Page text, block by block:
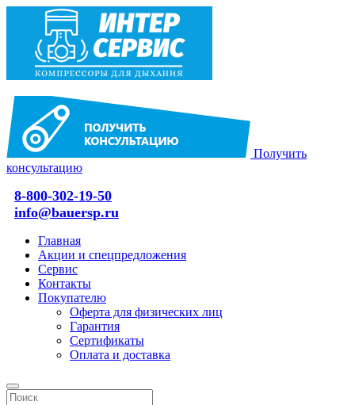
Получить
консультацию
8-800-302-19-50
info@bauersp.ru
Главная
Акции и спецпредложения
Сервис
Контакты
Покупателю
Оферта для физических лиц
Гарантия
Сертификаты
Оплата и доставка